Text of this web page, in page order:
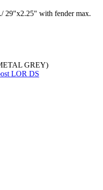
29"x2.25" with fender max.
GREY)
LOR DS